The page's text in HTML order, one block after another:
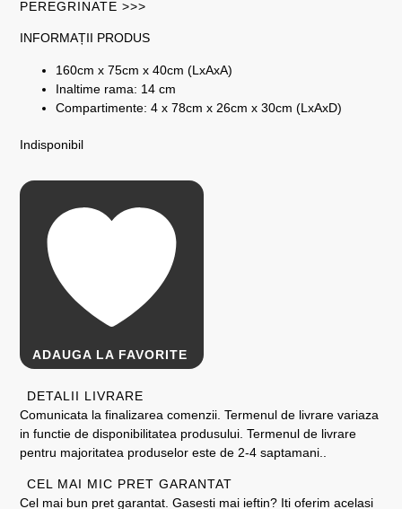
PEREGRINATE >>>
INFORMAȚII PRODUS
160cm x 75cm x 40cm (LxAxA)
Inaltime rama: 14 cm
Compartimente: 4 x 78cm x 26cm x 30cm (LxAxD)
Indisponibil
ADAUGA LA FAVORITE
DETALII LIVRARE
Comunicata la finalizarea comenzii. Termenul de livrare variaza
in functie de disponibilitatea produsului. Termenul de livrare
pentru majoritatea produselor este de 2-4 saptamani..
CEL MAI MIC PRET GARANTAT
Cel mai bun pret garantat. Gasesti mai ieftin? Iti oferim acelasi